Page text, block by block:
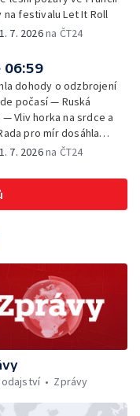
festivalu Let It Roll
7. 2026na ČT24
06:59
dohody o odzbrojení
počasí — Ruská
Vliv horka na srdce a
pro mír dosáhla
Hamásu — Dokument
— Tropické
žijící zvířata
7. 2026na ČT24
Zprávy